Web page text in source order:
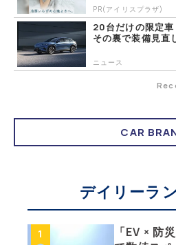
PR(アイリスプラザ)
20台だけの限定
その裏で装備見直
ニュース
CAR
デイリーラ
「EV × 防